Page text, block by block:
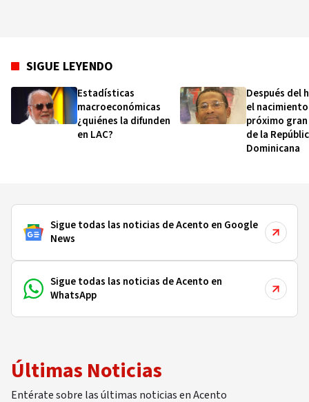
SIGUE LEYENDO
Estadísticas
macroeconómicas
¿quiénes la difunden
en LAC?
Después del
el
próximo
de la
Dominicana
Sigue todas las noticias de Acento en Google
News
Sigue todas las noticias de Acento en
WhatsApp